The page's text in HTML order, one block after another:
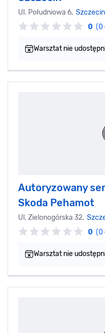
Ul. Południowa 6, Szczecin
0 (0
Warsztat nie
Autoryzowany
Skoda Pehamot
Ul. Zielonogórska 32,
0 (0
Warsztat nie